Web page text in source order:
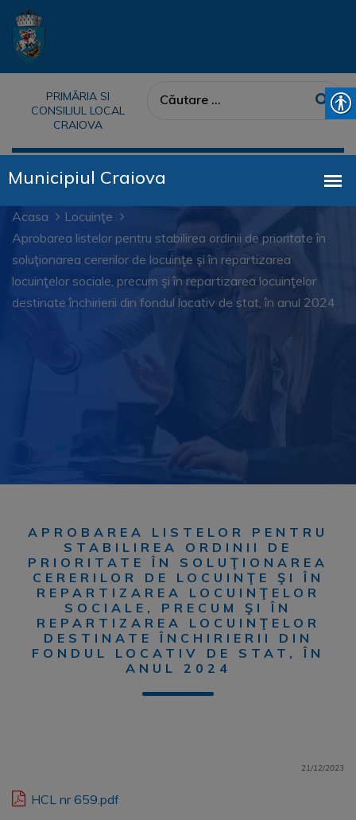
PRIMĂRIA SI
CONSILIUL LOCAL
CRAIOVA
Acasa
Locuinţe
Aprobarea listelor pentru stabilirea ordinii de prioritate în
soluţionarea cererilor de locuinţe şi în repartizarea
locuinţelor sociale, precum şi în repartizarea locuinţelor
destinate închirierii din fondul locativ de stat, în anul 2024
APROBAREA LISTELOR PENTRU
STABILIREA ORDINII DE
PRIORITATE ÎN SOLUŢIONAREA
CERERILOR DE LOCUINŢE ŞI ÎN
REPARTIZAREA LOCUINŢELOR
SOCIALE, PRECUM ŞI ÎN
REPARTIZAREA LOCUINŢELOR
DESTINATE ÎNCHIRIERII DIN
FONDUL LOCATIV DE STAT, ÎN
ANUL 2024
21/12/2023
HCL nr 659.pdf